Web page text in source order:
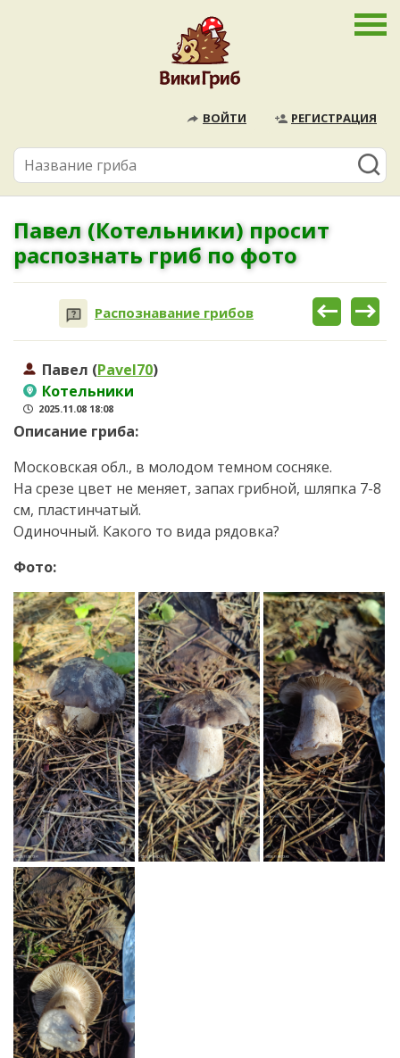
ВОЙТИ РЕГИСТРАЦИЯ
Павел (Котельники) просит
распознать гриб по фото
Распознавание грибов
Павел (Pavel70)
Котельники
2025.11.08 18:08
Описание гриба:
Московская обл., в молодом темном сосняке.
На срезе цвет не меняет, запах грибной, шляпка 7-8
см, пластинчатый.
Одиночный. Какого то вида рядовка?
Фото: